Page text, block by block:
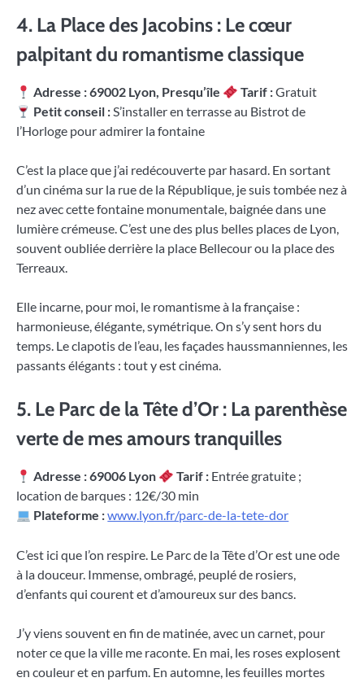
4. La Place des Jacobins : Le cœur
palpitant du romantisme classique
Adresse : 69002 Lyon, Presqu’île Tarif :Gratuit
Petit conseil :S’installer en terrasse au Bistrot de
l’Horloge pour admirer la fontaine
C’est la place que j’ai redécouverte par hasard. En sortant
d’un cinéma sur la rue de la République, je suis tombée nez à
nez avec cette fontaine monumentale, baignée dans une
lumière crémeuse. C’est une des plus belles places de Lyon,
souvent oubliée derrière la place Bellecour ou la place des
Terreaux.
Elle incarne, pour moi, le romantisme à la française :
harmonieuse, élégante, symétrique. On s’y sent hors du
temps. Le clapotis de l’eau, les façades haussmanniennes, les
passants élégants : tout y est cinéma.
5. Le Parc de la Tête d’Or : La parenthèse
verte de mes amours tranquilles
Adresse : 69006 Lyon Tarif :Entrée gratuite ;
location de barques : 12€/30 min
Plateforme :www.lyon.fr/parc-de-la-tete-dor
C’est ici que l’on respire. Le Parc de la Tête d’Or est une ode
à la douceur. Immense, ombragé, peuplé de rosiers,
d’enfants qui courent et d’amoureux sur des bancs.
J’y viens souvent en fin de matinée, avec un carnet, pour
noter ce que la ville me raconte. En mai, les roses explosent
en couleur et en parfum. En automne, les feuilles mortes